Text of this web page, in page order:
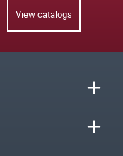
View catalogs